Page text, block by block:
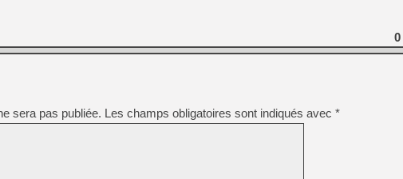
[GK] Agenda - GeForce
[LS] [PS5] ps5-y2jb-
[GK] Pourquoi Marvel
[GK] Test : Restory : Chill
[GK] GTA 6 : Rockstar
[GK] Hot Wheels Infinite
[GK] Mémoire cash -
[GK] Résultats Nintendo :
[GK] Déjà des
0
sera pas publiée. Les champs obligatoires sont indiqués avec *